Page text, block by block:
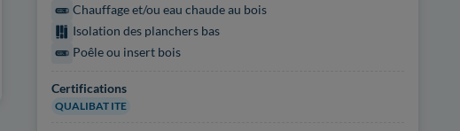
Chauffage et/ou eau chaude au bois
Isolation des planchers bas
Poêle ou insert bois
Certifications
QUALIBAT ITE